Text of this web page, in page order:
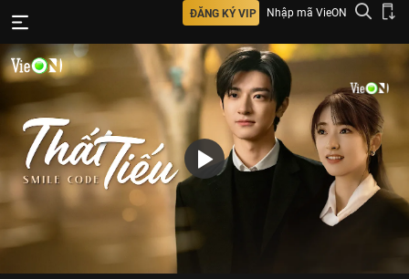
ĐĂNG KÝ VIP Nhập mã VieON